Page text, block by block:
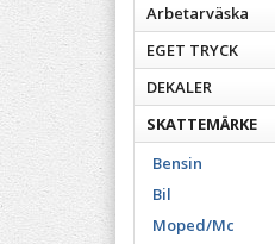
Arbetarväska
EGET TRYCK
DEKALER
SKATTEMÄRKE
Bensin
Bil
Moped/Mc